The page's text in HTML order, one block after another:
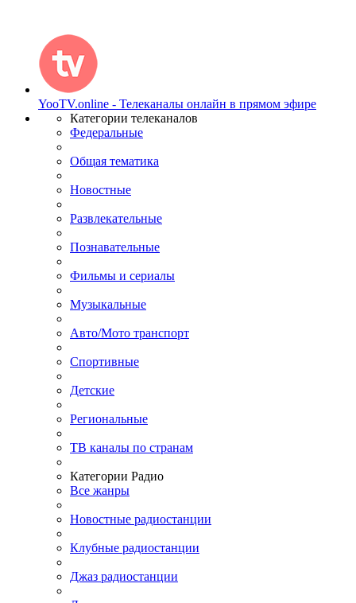
YooTV.online - Телеканалы онлайн в прямом эфире
Категории телеканалов
Федеральные
Общая тематика
Новостные
Развлекательные
Познавательные
Фильмы и сериалы
Музыкальные
Авто/Мото транспорт
Спортивные
Детские
Региональные
ТВ каналы по странам
Категории Радио
Все жанры
Новостные радиостанции
Клубные радиостанции
Джаз радиостанции